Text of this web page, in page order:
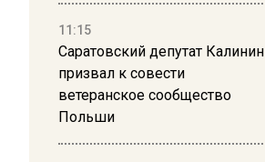
11:15
Саратовский депутат Калинин
призвал к совести
ветеранское сообщество
Польши